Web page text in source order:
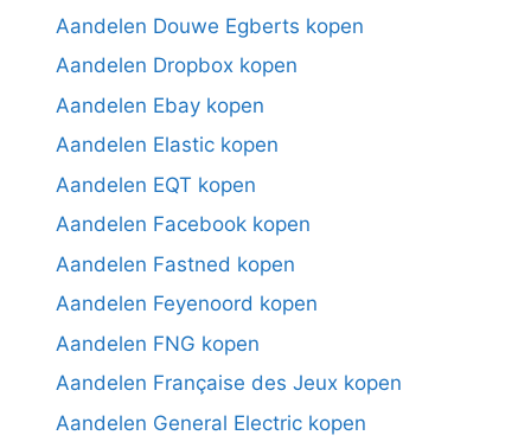
Aandelen Douwe Egberts kopen
Aandelen Dropbox kopen
Aandelen Ebay kopen
Aandelen Elastic kopen
Aandelen EQT kopen
Aandelen Facebook kopen
Aandelen Fastned kopen
Aandelen Feyenoord kopen
Aandelen FNG kopen
Aandelen Française des Jeux kopen
Aandelen General Electric kopen